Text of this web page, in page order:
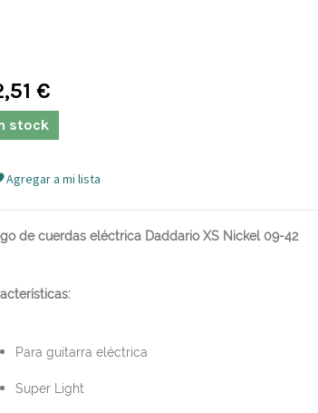
€
stock
Agregar a mi lista
de cuerdas eléctrica Daddario XS Nickel 09-42
Para guitarra eléctrica
Super Light